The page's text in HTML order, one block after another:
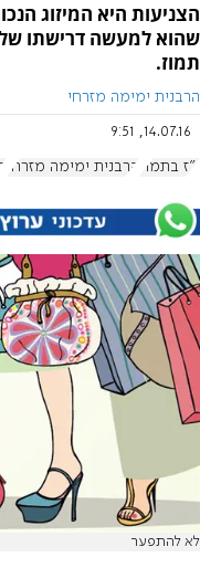
הצניעות היא המיזוג
שהוא למעשה דרישתו
תמוז.
הרבנית ימימה מזרחי
14.07.16, 9:51
י"ז בתמוז הרבנית ימימה מזרחי
לא להתפער